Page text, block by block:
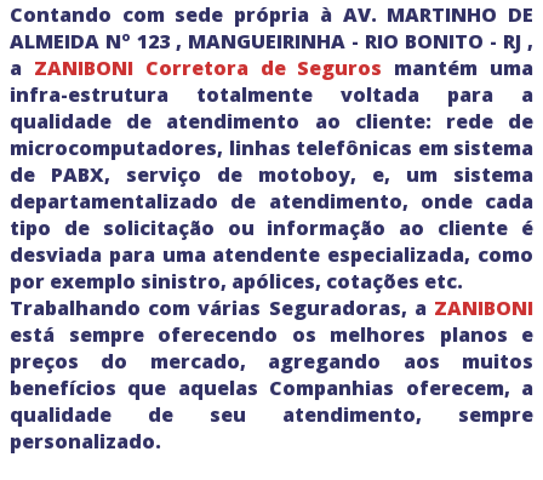
Contando com sede própria à AV. MARTINHO DE
ALMEIDA Nº 123 , MANGUEIRINHA - RIO BONITO - RJ ,
a ZANIBONI Corretora de Seguros mantém uma
infra-estrutura totalmente voltada para a
qualidade de atendimento ao cliente: rede de
microcomputadores, linhas telefônicas em sistema
de PABX, serviço de motoboy, e, um sistema
departamentalizado de atendimento, onde cada
tipo de solicitação ou informação ao cliente é
desviada para uma atendente especializada, como
por exemplo sinistro, apólices, cotações etc.
Trabalhando com várias Seguradoras, a ZANIBONI
está sempre oferecendo os melhores planos e
preços do mercado, agregando aos muitos
benefícios que aquelas Companhias oferecem, a
qualidade de seu atendimento, sempre
personalizado.